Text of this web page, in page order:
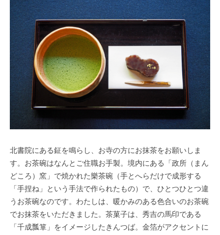
北書院にある鉦を鳴らし、お寺の方にお抹茶をお願いしま
す。お茶碗はなんとご住職お手製。境内にある「政所（まん
どころ）窯」で焼かれた樂茶碗（手とへらだけで成形する
「手捏ね」という手法で作られたもの）で、ひとつひとつ違
うお茶碗なのです。わたしは、暖かみのある色合いのお茶碗
でお抹茶をいただきました。茶菓子は、秀吉の馬印である
「千成瓢箪」をイメージしたきんつば。金箔がアクセントに